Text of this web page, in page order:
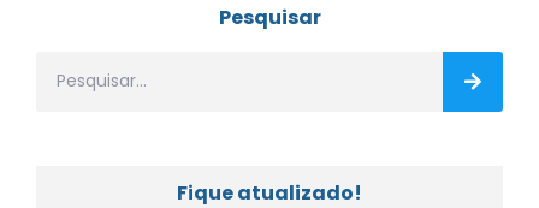
Pesquisar
Fique atualizado!